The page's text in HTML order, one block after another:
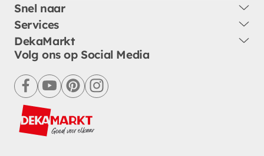
Snel naar
Services
DekaMarkt
Volg ons op Social Media
facebookyoutubepinterestinstagram